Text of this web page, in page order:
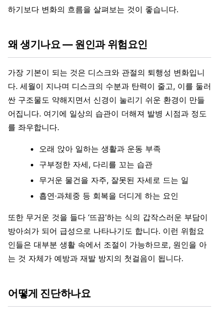
하기보다 변화의 흐름을 살펴보는 것이 좋습니다.
왜 생기나요 — 원인과 위험요인
가장 기본이 되는 것은 디스크와 관절의 퇴행성 변화입니
다. 세월이 지나며 디스크의 수분과 탄력이 줄고, 이를 둘러
싼 구조물도 약해지면서 신경이 눌리기 쉬운 환경이 만들
어집니다. 여기에 일상의 습관이 더해져 발병 시점과 정도
를 좌우합니다.
오래 앉아 일하는 생활과 운동 부족
구부정한 자세, 다리를 꼬는 습관
무거운 물건을 자주, 잘못된 자세로 드는 일
흡연·과체중 등 회복을 더디게 하는 요인
또한 무거운 것을 들다 ‘뜨끔’하는 식의 갑작스러운 부담이
방아쇠가 되어 급성으로 나타나기도 합니다. 이런 위험요
인들은 대부분 생활 속에서 조절이 가능하므로, 원인을 아
는 것 자체가 예방과 재발 방지의 첫걸음이 됩니다.
어떻게 진단하나요